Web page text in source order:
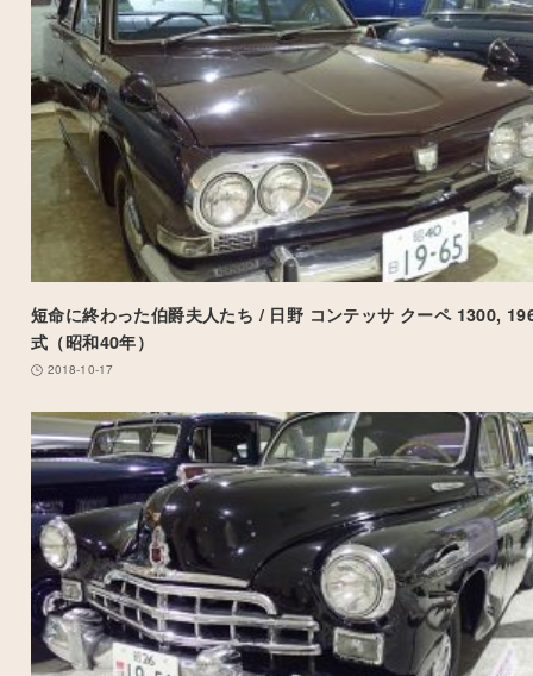
短命に終わった伯爵夫人たち / 日野 コンテッサ クーペ 1300,
式（昭和40年）
2018-10-17